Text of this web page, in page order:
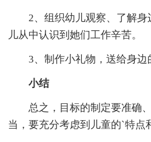
2、组织幼儿观察、了解
儿从中认识到她们工作辛苦。
3、制作小礼物，送给身边
小结
总之，目标的制定要准确
当，要充分考虑到儿童的`特点